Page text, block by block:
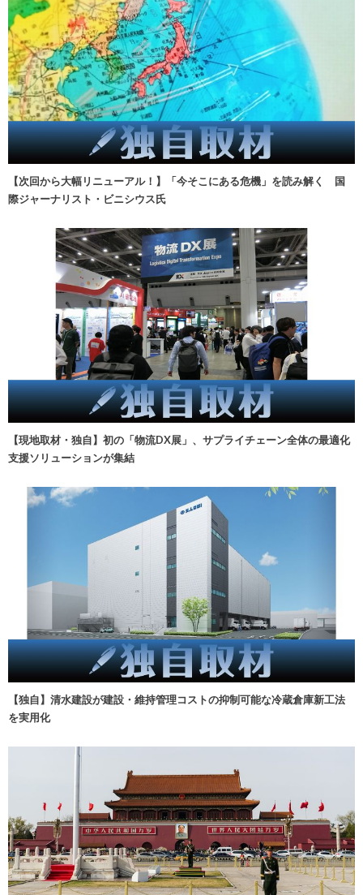
【次回から大幅リニューアル！】「今そこにある危機」を読み解く 国
際ジャーナリスト・ビニシウス氏
【現地取材・独自】初の「物流DX展」、サプライチェーン全体の最適化
支援ソリューションが集結
【独自】清水建設が建設・維持管理コストの抑制可能な冷蔵倉庫新工法
を実用化